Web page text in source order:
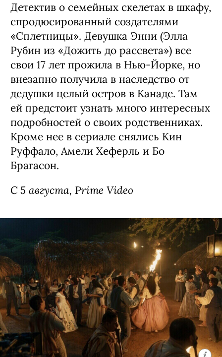
Детектив о семейных скелетах в шкафу,
спродюсированный создателями
«Сплетницы». Девушка Энни (Элла
Рубин из «Дожить до рассвета») все
свои 17 лет прожила в Нью-Йорке, но
внезапно получила в наследство от
дедушки целый остров в Канаде. Там
ей предстоит узнать много интересных
подробностей о своих родственниках.
Кроме нее в сериале снялись Кин
Руффало, Амели Хеферль и Бо
Брагасон.
С 5 августа, Prime Video